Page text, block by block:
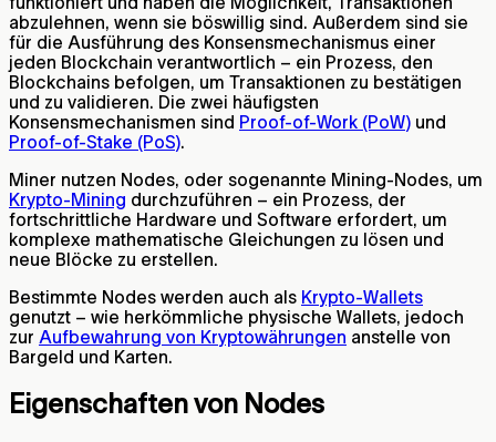
abzulehnen, wenn sie böswillig sind. Außerdem sind sie
für die Ausführung des Konsensmechanismus einer
jeden Blockchain verantwortlich – ein Prozess, den
Blockchains befolgen, um Transaktionen zu bestätigen
und zu validieren. Die zwei häufigsten
Konsensmechanismen sind Proof-of-Work (PoW) und
Proof-of-Stake (PoS).
Miner nutzen Nodes, oder sogenannte Mining-Nodes, um
Krypto-Mining durchzuführen – ein Prozess, der
fortschrittliche Hardware und Software erfordert, um
komplexe mathematische Gleichungen zu lösen und
neue Blöcke zu erstellen.
Bestimmte Nodes werden auch als Krypto-Wallets
genutzt – wie herkömmliche physische Wallets, jedoch
zur Aufbewahrung von Kryptowährungen anstelle von
Bargeld und Karten.
Eigenschaften von Nodes